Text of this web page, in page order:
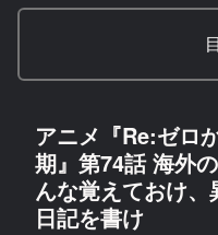
アニメ『Re:ゼロ
期』第74話 海外
んな覚えておけ
日記を書け